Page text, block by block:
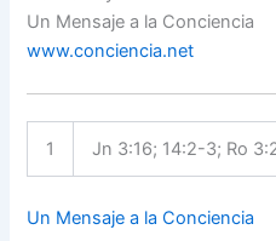
Un Mensaje a la Conciencia
www.conciencia.net
1 Jn 3:16; 14:2-3; Ro
Un Mensaje a la Conciencia